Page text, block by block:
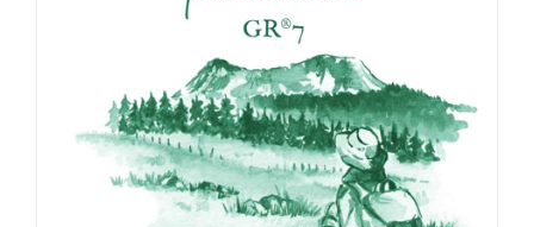
ACHETER LE PRODUIT / DÉTAILS